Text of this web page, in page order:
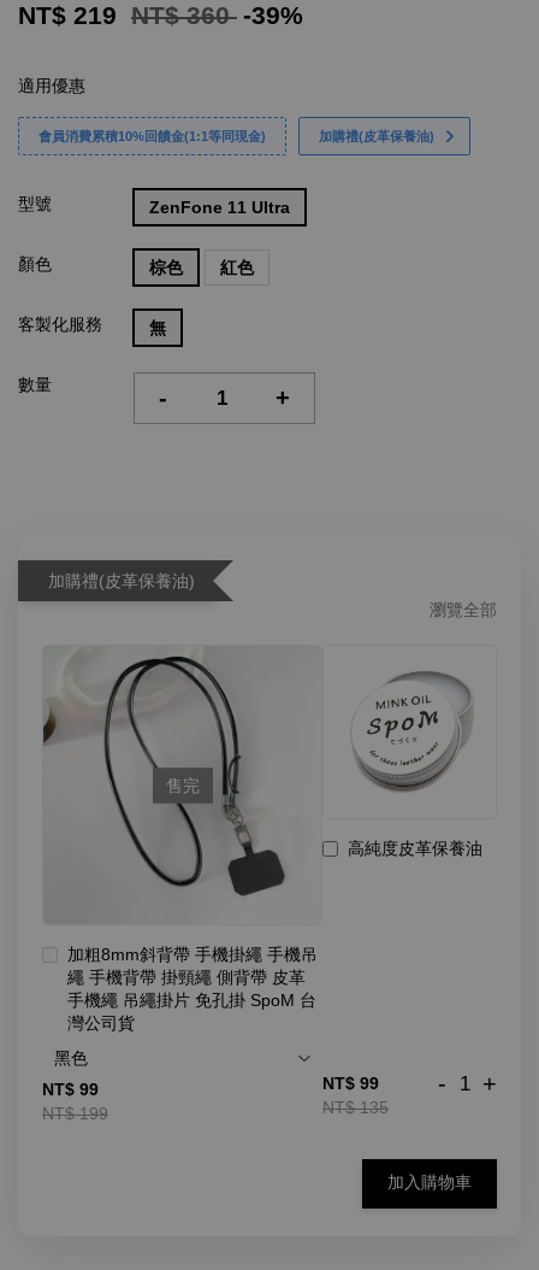
NT$ 219 NT$ 360 -39%
適用優惠
會員消費累積10%回饋金(1:1等同現金) 加購禮(皮革保養油)
型號 ZenFone 11 Ultra
顏色 棕色 紅色
客製化服務 無
數量 - +
加購禮(皮革保養油)
瀏覽全部
售完
加粗8mm斜背帶 手機掛繩 手機吊
繩 手機背帶 掛頸繩 側背帶 皮革
手機繩 吊繩掛片 免孔掛 SpoM 台
灣公司貨
NT$ 99
NT$ 199
高純度皮革保養油
NT$ 99
NT$ 135
- +
加入購物車